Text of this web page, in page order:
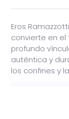
Eros
convierte en
profundo
auténtica y
los confines y
intercambio,